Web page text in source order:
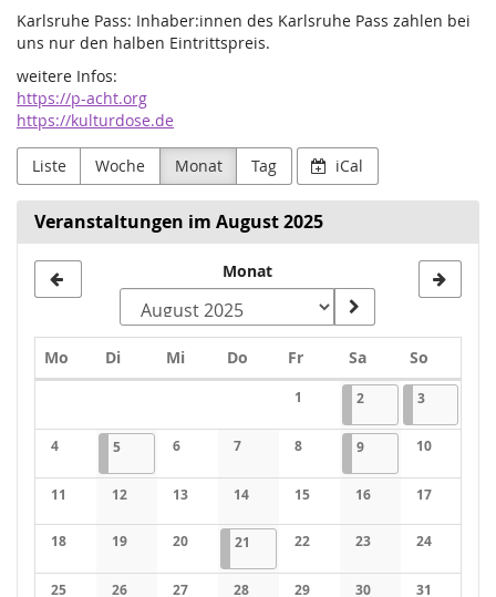
Karlsruhe Pass: Inhaber:innen des Karlsruhe Pass zahlen bei
uns nur den halben Eintrittspreis.
weitere Infos:
https://p-acht.org
https://kulturdose.de
Liste Woche Monat Tag iCal
Veranstaltungen im August 2025
Monat
Mo Montag
DiDienstag
MiMittwoch
Do Donnerstag
FrFreitagSaSamstag
So
1
Keine Veranstaltungen
202.08.2025
1 Veranstaltung
303.08.2025
1
4
Keine Veranstaltungen
505.08.2025
1 Veranstaltung
6
Keine Veranstaltungen
7
Keine Veranstaltungen
8
Keine Veranstaltungen
909.08.2025
1 Veranstaltung
10
Keine
11
Keine Veranstaltungen
12
Keine Veranstaltungen
13
Keine Veranstaltungen
14
Keine Veranstaltungen
15
Keine Veranstaltungen
16
Keine
17
Keine
18
Keine Veranstaltungen
19
Keine Veranstaltungen
20
Keine Veranstaltungen
21 21.08.2025
1 Veranstaltung
22
Keine Veranstaltungen
23
Keine
24
Keine
25 26 27 28 29 30 31